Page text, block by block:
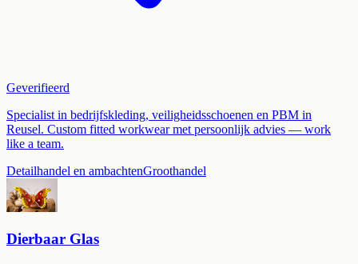
Geverifieerd
Specialist in bedrijfskleding, veiligheidsschoenen en PBM in
Reusel. Custom fitted workwear met persoonlijk advies — work
like a team.
Detailhandel en ambachtenGroothandel
Dierbaar Glas